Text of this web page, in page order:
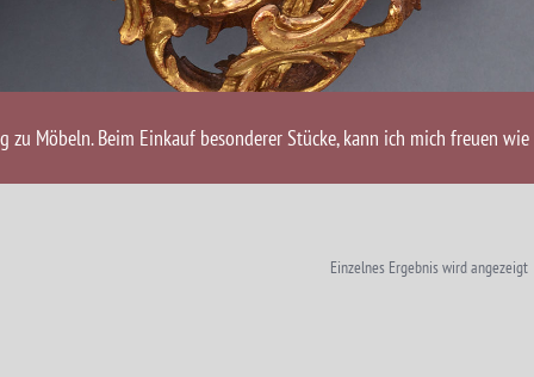
zu Möbeln. Beim Einkauf besonderer Stücke, kann ich mich freuen
Einzelnes Ergebnis wird angezeigt